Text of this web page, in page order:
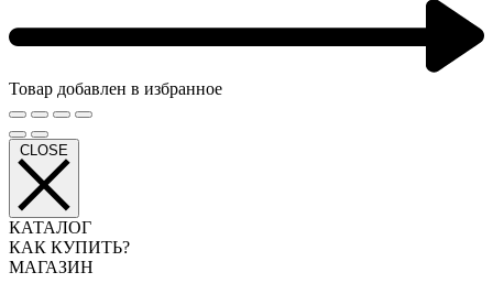
Товар добавлен в избранное
CLOSE
КАТАЛОГ
КАК КУПИТЬ?
МАГАЗИН